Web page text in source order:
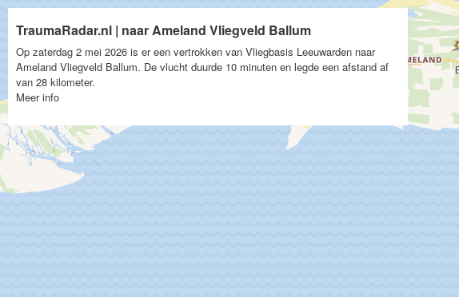
TraumaRadar.nl | naar Ameland Vliegveld Ballum
Op zaterdag 2 mei 2026 is er een vertrokken van Vliegbasis Leeuwarden naar
Ameland Vliegveld Ballum. De vlucht duurde 10 minuten en legde een afstand af
van 28 kilometer.
Meer info